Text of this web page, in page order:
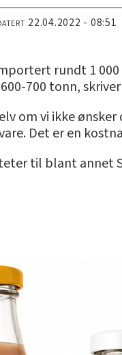
22.04.2022 - 08:51
rundt 1
700 tonn,
om vi ikke
Det er en
til blant annet